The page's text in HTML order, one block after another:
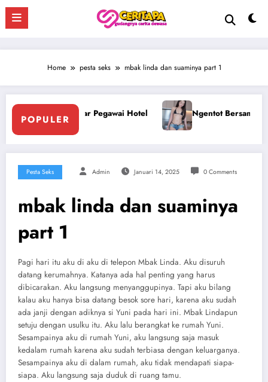
Skip
content
Home pesta seks mbak linda dan suaminya part 1
POPULER
Ngentot Bersama Perawan Montok Berjilbab Ngentot
Pesta Seks Admin Januari 14, 2025 0 Comments
mbak linda dan suaminya
part 1
Pagi hari itu aku di aku di telepon Mbak Linda. Aku disuruh
datang kerumahnya. Katanya ada hal penting yang harus
dibicarakan. Aku langsung menyanggupinya. Tapi aku bilang
kalau aku hanya bisa datang besok sore hari, karena aku sudah
ada janji dengan adiknya si Yuni pada hari ini. Mbak Lindapun
setuju dengan usulku itu. Aku lalu berangkat ke rumah Yuni.
Sesampainya aku di rumah Yuni, aku langsung saja masuk
kedalam rumah karena aku sudah terbiasa dengan keluarganya.
Sesampainya aku di dalam rumah, aku tidak mendapati siapa-
siapa. Aku langsung saja duduk di ruang tamu.